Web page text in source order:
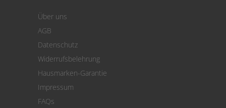
Cookie Einstellungen
Über uns
AGB
Datenschutz
Widerrufsbelehrung
Hausmarken-Garantie
Impressum
FAQs